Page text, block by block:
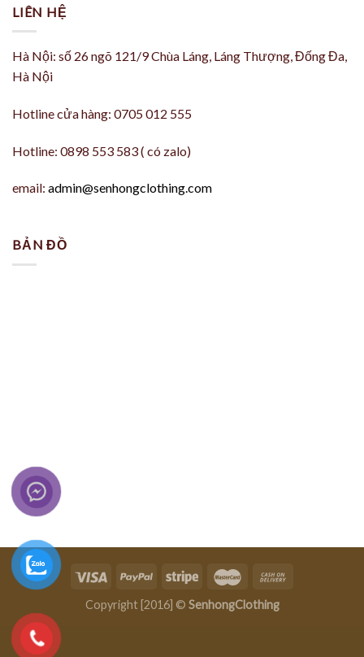
LIÊN HỆ
Hà Nội: số 26 ngõ 121/9 Chùa Láng, Láng Thượng, Đống Đa,
Hà Nội
Hotline cửa hàng: 0705 012 555
Hotline: 0898 553 583 ( có zalo)
email: admin@senhongclothing.com
BẢN ĐỒ
Copyright [2016] © SenhongClothing